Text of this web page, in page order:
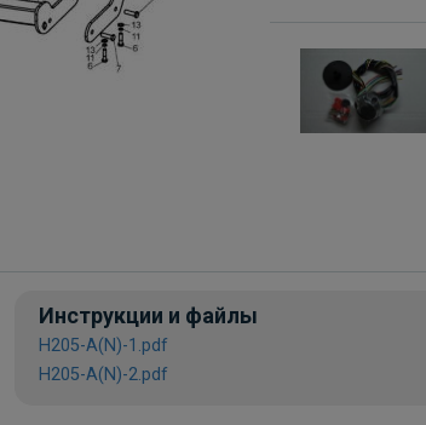
Инструкции и файлы
H205-A(N)-1.pdf
H205-A(N)-2.pdf